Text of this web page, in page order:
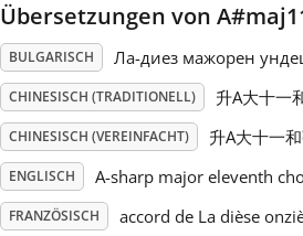
Русский
Svenska
Tiếng Việt
Übersetzungen von
BULGARISCH Ла-диез мажорен
CHINESISCH (TRADITIONELL) 升A大十一
CHINESISCH (VEREINFACHT) 升A大十一
ENGLISCH A-sharp major eleventh
FRANZÖSISCH accord de La dièse